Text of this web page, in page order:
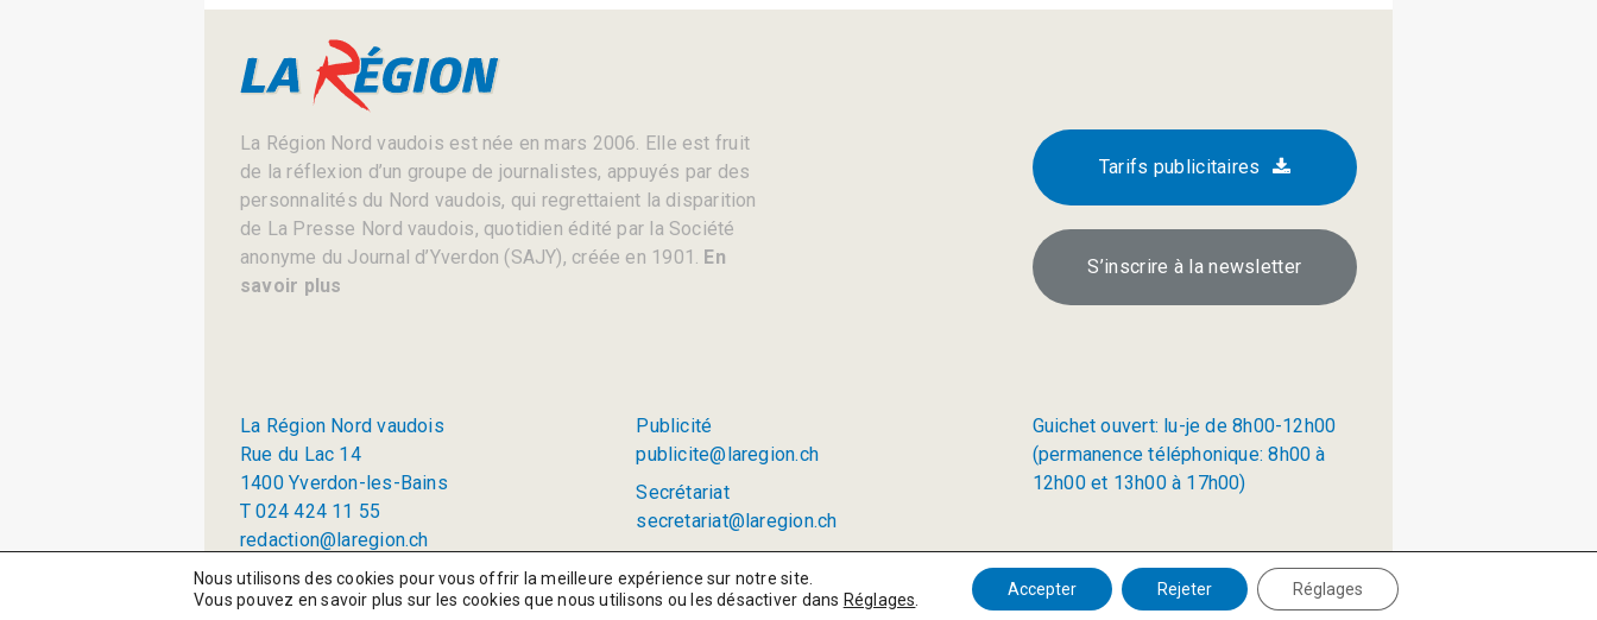
La Région Nord vaudois est née en mars 2006. Elle est fruit
de la réflexion d’un groupe de journalistes, appuyés par des
personnalités du Nord vaudois, qui regrettaient la disparition
de La Presse Nord vaudois, quotidien édité par la Société
anonyme du Journal d’Yverdon (SAJY), créée en 1901. En
savoir plus
Tarifs publicitaires
S’inscrire à la newsletter
La Région Nord vaudois
Rue du Lac 14
1400 Yverdon-les-Bains
T 024 424 11 55
redaction@laregion.ch
Publicité
publicite@laregion.ch
Secrétariat
secretariat@laregion.ch
Guichet ouvert: lu-je de 8h00-12h00
(permanence téléphonique: 8h00 à
12h00 et 13h00 à 17h00)
© 2026 La Région SA Politique de confidentialité
Nous utilisons des cookies pour vous offrir la meilleure expérience sur notre site.
Vous pouvez en savoir plus sur les cookies que nous utilisons ou les désactiver dans Réglages
Accepter Rejeter Réglages